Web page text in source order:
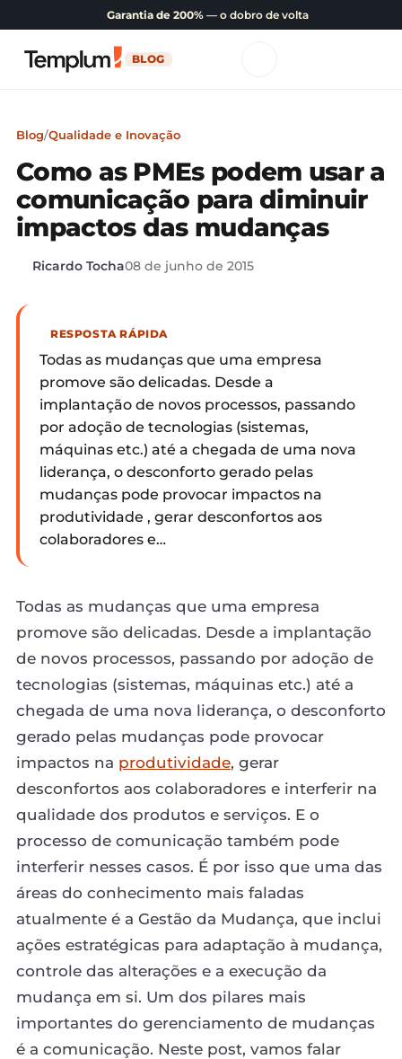
Garantia de 200% — o dobro de volta
BLOG
Blog/Qualidade e Inovação
Como as PMEs podem usar a
comunicação para diminuir
impactos das mudanças
Ricardo Tocha08 de junho de 2015
RESPOSTA RÁPIDA
Todas as mudanças que uma empresa
promove são delicadas. Desde a
implantação de novos processos, passando
por adoção de tecnologias (sistemas,
máquinas etc.) até a chegada de uma nova
liderança, o desconforto gerado pelas
mudanças pode provocar impactos na
produtividade , gerar desconfortos aos
colaboradores e…
Todas as mudanças que uma empresa
promove são delicadas. Desde a implantação
de novos processos, passando por adoção de
tecnologias (sistemas, máquinas etc.) até a
chegada de uma nova liderança, o desconforto
gerado pelas mudanças pode provocar
impactos na produtividade, gerar
desconfortos aos colaboradores e interferir na
qualidade dos produtos e serviços. E o
processo de comunicação também pode
interferir nesses casos. É por isso que uma das
áreas do conhecimento mais faladas
atualmente é a Gestão da Mudança, que inclui
ações estratégicas para adaptação à mudança,
controle das alterações e a execução da
mudança em si. Um dos pilares mais
importantes do gerenciamento de mudanças
é a comunicação. Neste post, vamos falar